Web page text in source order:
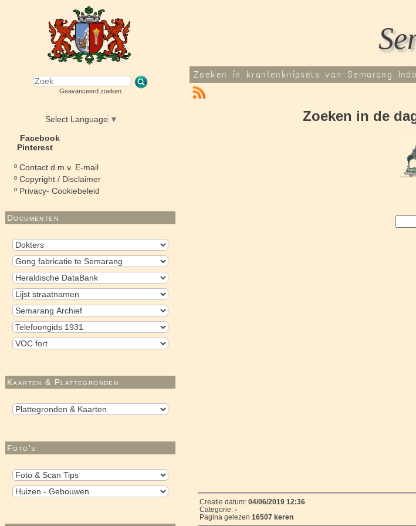
Geavanceerd zoeken
Select Language ▼
Facebook
Pinterest
º Contact d.m.v. E-mail
º Copyright / Disclaimer
º Privacy- Cookiebeleid
Documenten
Kaarten & Plattegronden
Foto's
Zoeken in krantenknipsels van Semarang
Zoeken in de
Creatie datum: 04/06/2019 12:36
Categorie: -
Pagina gelezen 16507 keren